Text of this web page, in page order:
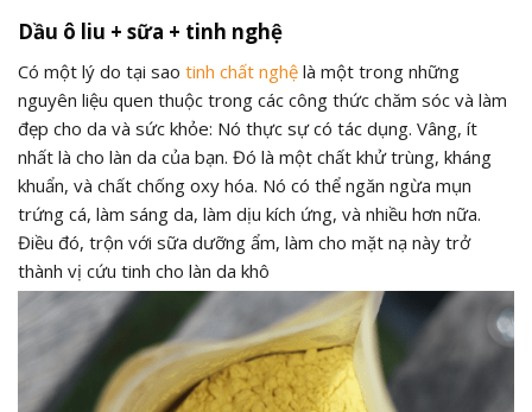
Dầu ô liu + sữa + tinh nghệ
Có một lý do tại sao tinh chất nghệ là một trong những
nguyên liệu quen thuộc trong các công thức chăm sóc và làm
đẹp cho da và sức khỏe: Nó thực sự có tác dụng. Vâng, ít
nhất là cho làn da của bạn. Đó là một chất khử trùng, kháng
khuẩn, và chất chống oxy hóa. Nó có thể ngăn ngừa mụn
trứng cá, làm sáng da, làm dịu kích ứng, và nhiều hơn nữa.
Điều đó, trộn với sữa dưỡng ẩm, làm cho mặt nạ này trở
thành vị cứu tinh cho làn da khô